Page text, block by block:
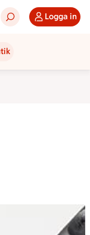
Logga in